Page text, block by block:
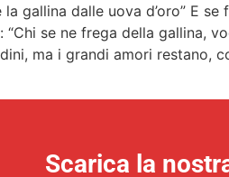
la gallina dalle uova d’oro” E
“Chi se ne frega della gallina,
ma i grandi amori restano,
Scarica la